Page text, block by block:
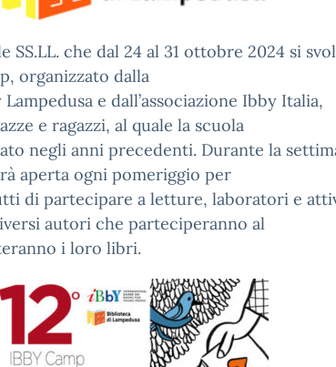
SS.LL. che dal 24 al 31 ottobre 2024 si
organizzato dalla
e dall’associazione Ibby Italia,
e ragazzi, al quale la scuola
negli anni precedenti. Durante la
aperta ogni pomeriggio per
di partecipare a letture, laboratori e
autori che parteciperanno al
i loro libri.